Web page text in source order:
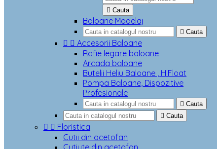
 Cauta
Baloane Modelaj
 Cauta
  Accesorii Baloane
Rafie legare baloane
Arcada baloane
Butelii Heliu Baloane , HiFloat
Pompa Baloane, Dispozitive
Profesionale
 Cauta
 Cauta
  Floristica
Cutii din acetofan
Cutiute din acetofan